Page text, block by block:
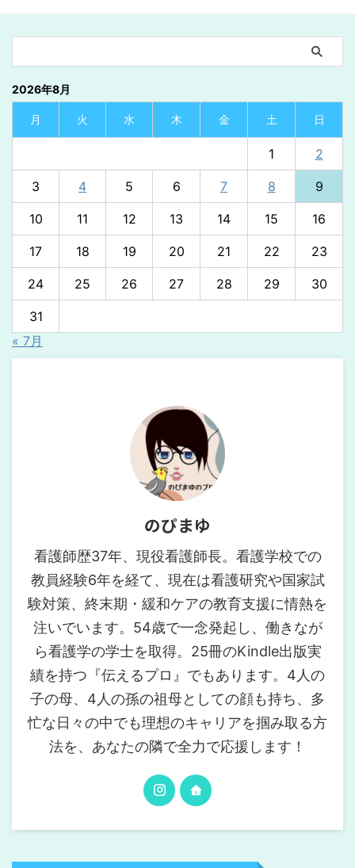
2026年8月
月 火 水 木 金 土 日
1 2
3 4 5 6 7 8 9
10 11 12 13 14 15 16
17 18 19 20 21 22 23
24 25 26 27 28 29 30
31
« 7月
のぴまゆ
看護師歴37年、現役看護師長。看護学校での
教員経験6年を経て、現在は看護研究や国家試
験対策、終末期・緩和ケアの教育支援に情熱を
注いでいます。54歳で一念発起し、働きなが
ら看護学の学士を取得。25冊のKindle出版実
績を持つ『伝えるプロ』でもあります。4人の
子の母、4人の孫の祖母としての顔も持ち、多
忙な日々の中でも理想のキャリアを掴み取る方
法を、あなたの隣で全力で応援します！